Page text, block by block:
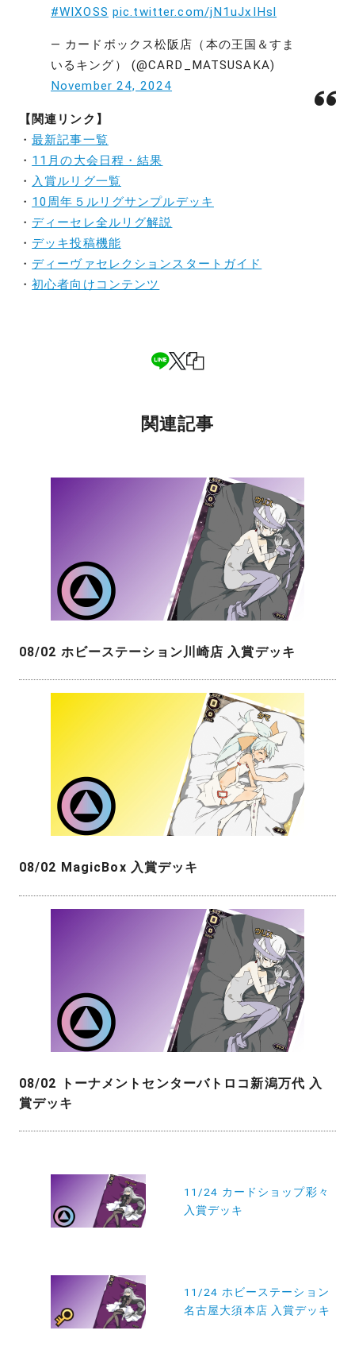
#WIXOSS pic.twitter.com/jN1uJxIHsl
— カードボックス松阪店（本の王国＆すま
いるキング） (@CARD_MATSUSAKA)
November 24, 2024
【関連リンク】
・最新記事一覧
・ 11月の大会日程・結果
・ 入賞ルリグ一覧
・ 10周年５ルリグサンプルデッキ
・ ディーセレ全ルリグ解説
・ デッキ投稿機能
・ ディーヴァセレクションスタートガイド
・初心者向けコンテンツ
関連記事
08/02 ホビーステーション川崎店 入賞デッキ
08/02 MagicBox 入賞デッキ
08/02 トーナメントセンターバトロコ新潟万代 入
賞デッキ
11/24 カードショップ彩々
入賞デッキ
11/24 ホビーステーション
名古屋大須本店 入賞デッキ